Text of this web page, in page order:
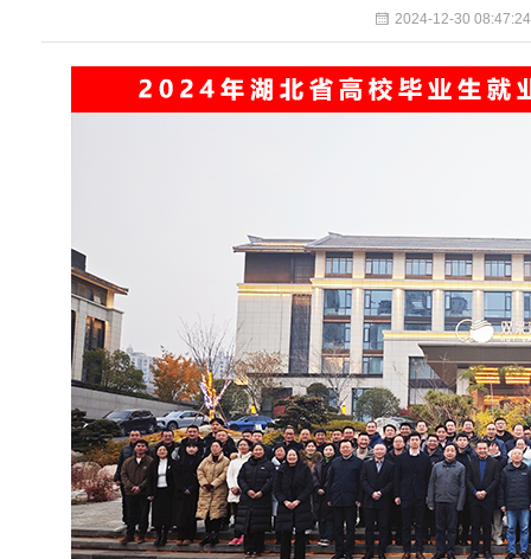
2024-12-30 08:47:24